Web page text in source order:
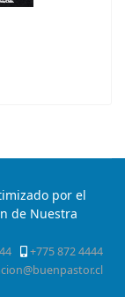
por el
de Nuestra
+775 872 4444